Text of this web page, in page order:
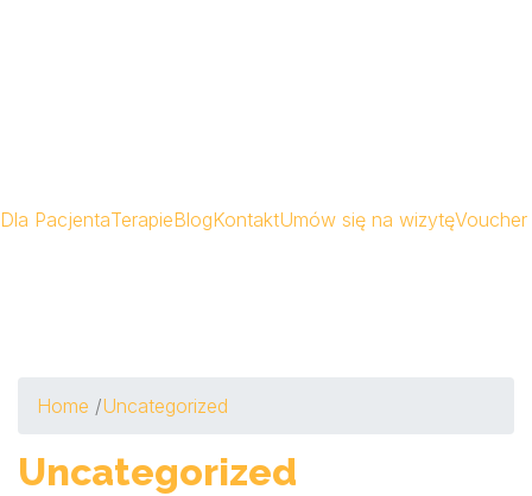
Dla PacjentaTerapieBlogKontaktUmów się na wizytęVoucher
Home /Uncategorized
Uncategorized